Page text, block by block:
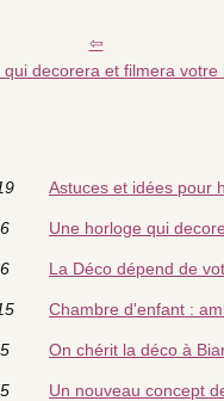
qui decorera et filmera votre
Astuces et idées pour
Une horloge qui
La Déco dépend de
Chambre d'enfant :
On chérit la déco à
Un nouveau concept